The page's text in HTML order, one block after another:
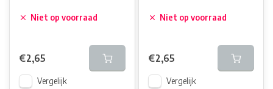
Niet op voorraad
€2,65
Vergelijk
Niet op voorraad
€2,65
Vergelijk